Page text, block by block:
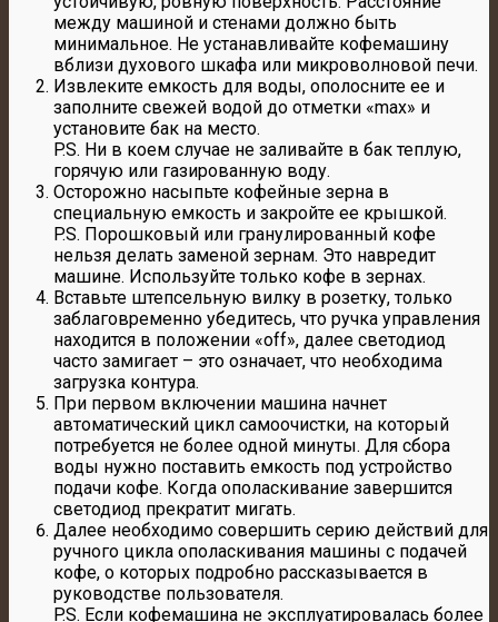
между машиной и стенами должно быть
минимальное. Не устанавливайте кофемашину
вблизи духового шкафа или микроволновой печи.
Извлеките емкость для воды, ополосните ее и
заполните свежей водой до отметки «max» и
установите бак на место.
P.S. Ни в коем случае не заливайте в бак теплую,
горячую или газированную воду.
Осторожно насыпьте кофейные зерна в
специальную емкость и закройте ее крышкой.
P.S. Порошковый или гранулированный кофе
нельзя делать заменой зернам. Это навредит
машине. Используйте только кофе в зернах.
Вставьте штепсельную вилку в розетку, только
заблаговременно убедитесь, что ручка управления
находится в положении «off», далее светодиод
часто замигает – это означает, что необходима
загрузка контура.
При первом включении машина начнет
автоматический цикл самоочистки, на который
потребуется не более одной минуты. Для сбора
воды нужно поставить емкость под устройство
подачи кофе. Когда ополаскивание завершится
светодиод прекратит мигать.
Далее необходимо совершить серию действий для
ручного цикла ополаскивания машины с подачей
кофе, о которых подробно рассказывается в
руководстве пользователя.
P.S. Если кофемашина не эксплуатировалась более